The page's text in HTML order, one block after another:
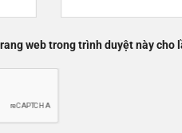
web trong trình duyệt này cho